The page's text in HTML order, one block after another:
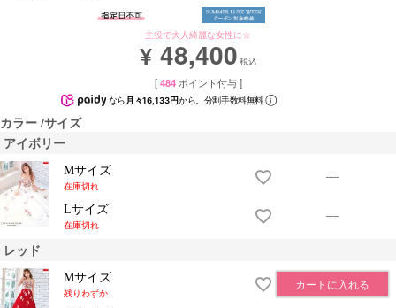
主役で大人綺麗な女性に☆
¥ 48,400 税込
[ 484 ポイント付与 ]
なら 月々16,133円から。分割手数料無料
カラー サイズ
アイボリー
Mサイズ
在庫切れ
—
Lサイズ
在庫切れ
—
レッド
Mサイズ
残りわずか
カートに入れる